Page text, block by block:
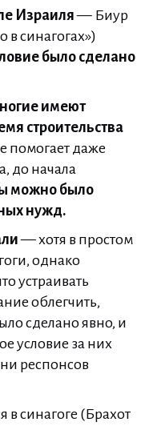
Израиля— Биур
в синагогах»)
было сделано
имеют
строительства
помогает даже
до начала
можно было
нужд.
— хотя в простом
однако
устраивать
облегчить,
сделано явно, и
условие за них
респонсов
в синагоге (Брахот